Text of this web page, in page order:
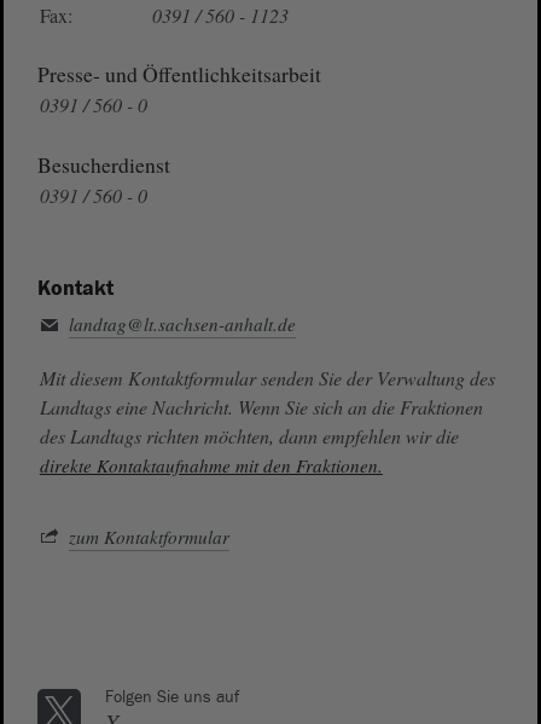
Fax:
0391 / 560 - 1123
Presse- und Öffentlichkeitsarbeit
0391 / 560 - 0
Besucherdienst
0391 / 560 - 0
Kontakt
landtag@lt.sachsen-anhalt.de
Mit diesem Kontaktformular senden Sie der Verwaltung des
Landtags eine Nachricht. Wenn Sie sich an die Fraktionen
des Landtags richten möchten, dann empfehlen wir die
direkte Kontaktaufnahme mit den Fraktionen.
zum Kontaktformular
Folgen Sie uns auf